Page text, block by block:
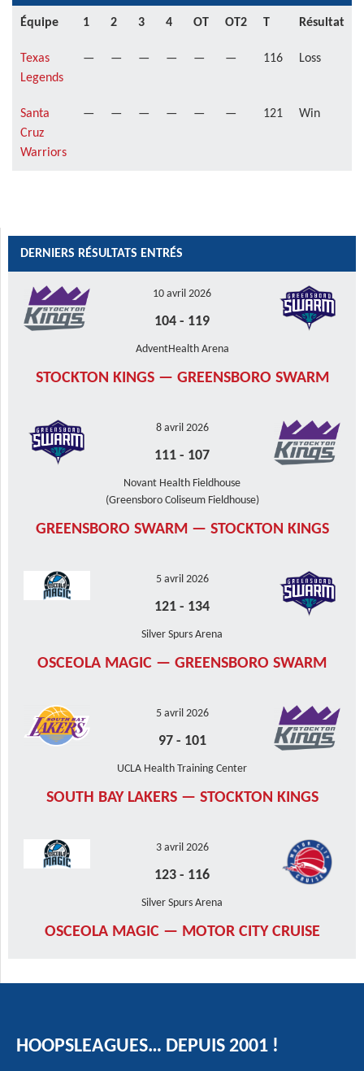
Équipe 1 2 3 4 OT OT2 T Résultat
Texas
Legends
— — — — — — 116 Loss
Santa
Cruz
Warriors
— — — — — — 121 Win
DERNIERS RÉSULTATS ENTRÉS
10 avril 2026
104 - 119
AdventHealth Arena
STOCKTON KINGS — GREENSBORO SWARM
8 avril 2026
111 - 107
Novant Health Fieldhouse
(Greensboro Coliseum Fieldhouse)
GREENSBORO SWARM — STOCKTON KINGS
5 avril 2026
121 - 134
Silver Spurs Arena
OSCEOLA MAGIC — GREENSBORO SWARM
5 avril 2026
97- 101
UCLA Health Training Center
SOUTH BAY LAKERS — STOCKTON KINGS
3 avril 2026
123 - 116
Silver Spurs Arena
OSCEOLA MAGIC — MOTOR CITY CRUISE
HOOPSLEAGUES… DEPUIS 2001 !